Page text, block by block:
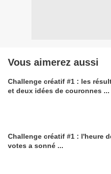
Vous aimerez aussi
Challenge créatif #1 : les
et deux idées de couronnes ...
Challenge créatif #1 : l'heure
votes a sonné ...